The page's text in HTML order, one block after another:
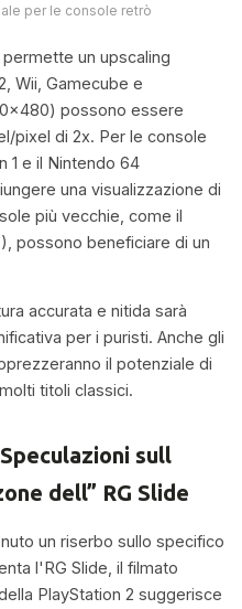
per le console retrò
un upscaling
Wii, Gamecube e
possono essere
pixel di 2x. Per le console
1 e il Nintendo 64
una visualizzazione di
più vecchie, come il
possono beneficiare di un
accurata e nitida sarà
per i puristi. Anche gli
il potenziale di
titoli classici.
sull
dell” RG Slide
un riserbo sullo specifico
l'RG Slide, il filmato
PlayStation 2 suggerisce